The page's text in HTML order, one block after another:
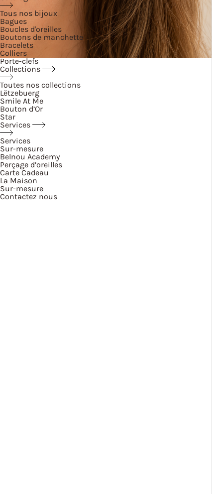
Tous nos bijoux
Bagues
Boucles d'oreilles
Boutons de manchette
Bracelets
Colliers
Porte-clefs
Collections
Toutes nos collections
Lëtzebuerg
Smile At Me
Bouton d’Or
Star
Services
Services
Sur-mesure
Belnou Academy
Perçage d’oreilles
Carte Cadeau
La Maison
Sur-mesure
Contactez nous